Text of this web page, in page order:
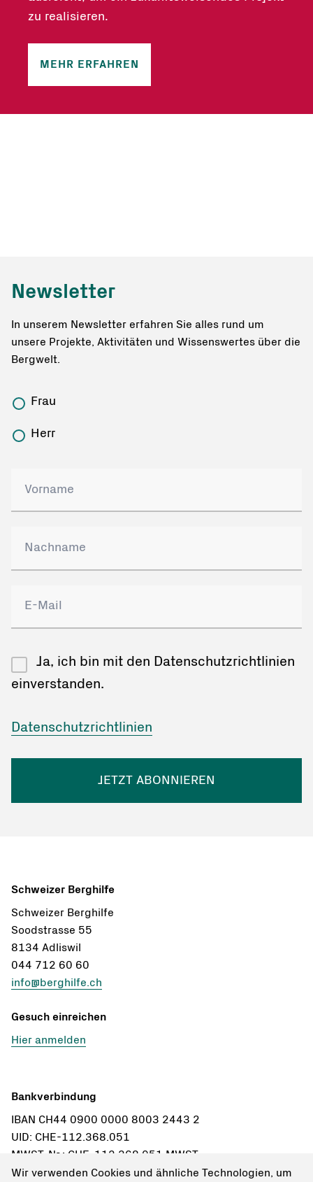
zu realisieren.
MEHR ERFAHREN
Newsletter
In unserem Newsletter erfahren Sie alles rund um
unsere Projekte, Aktivitäten und Wissenswertes über die
Bergwelt.
Frau
Herr
Ja, ich bin mit den Datenschutzrichtlinien
einverstanden.
Datenschutzrichtlinien
JETZT ABONNIEREN
Schweizer Berghilfe
Schweizer Berghilfe
Soodstrasse 55
8134 Adliswil
044 712 60 60
info@berghilfe.ch
Gesuch einreichen
Hier anmelden
Bankverbindung
IBAN CH44 0900 0000 8003 2443 2
UID: CHE-112.368.051
MWST-Nr.: CHE-112.368.051 MWST
Wir verwenden Cookies und ähnliche Technologien, um